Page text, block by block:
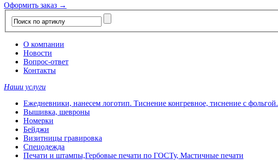
Оформить заказ →
О компании
Новости
Вопрос-ответ
Контакты
Наши услуги
Ежедневники, нанесем логотип. Тиснение конгревное, тиснение с фольгой.
Вышивка, шевроны
Номерки
Бейджи
Визитницы гравировка
Спецодежда
Печати и штампы,Гербовые печати по ГОСТу, Мастичные печати